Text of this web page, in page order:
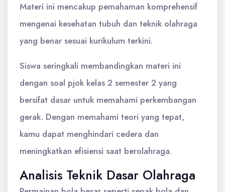
Materi ini mencakup pemahaman komprehensif
mengenai kesehatan tubuh dan teknik olahraga
yang benar sesuai kurikulum terkini.
Siswa seringkali membandingkan materi ini
dengan soal pjok kelas 2 semester 2 yang
bersifat dasar untuk memahami perkembangan
gerak. Dengan memahami teori yang tepat,
kamu dapat menghindari cedera dan
meningkatkan efisiensi saat berolahraga.
Analisis Teknik Dasar Olahraga